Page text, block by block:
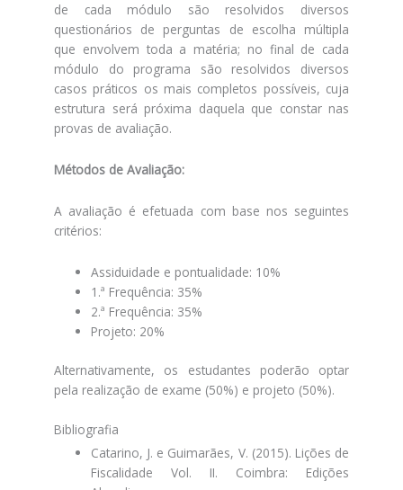
de cada módulo são resolvidos diversos
questionários de perguntas de escolha múltipla
que envolvem toda a matéria; no final de cada
módulo do programa são resolvidos diversos
casos práticos os mais completos possíveis, cuja
estrutura será próxima daquela que constar nas
provas de avaliação.
Métodos de Avaliação:
A avaliação é efetuada com base nos seguintes
critérios:
Assiduidade e pontualidade: 10%
1.ª Frequência: 35%
2.ª Frequência: 35%
Projeto: 20%
Alternativamente, os estudantes poderão optar
pela realização de exame (50%) e projeto (50%).
Bibliografia
Catarino, J. e Guimarães, V. (2015). Lições de
Fiscalidade Vol. II. Coimbra: Edições